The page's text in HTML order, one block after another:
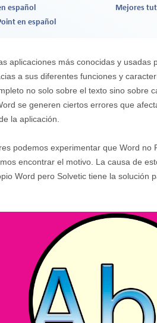
español
Mejores
en español
aplicaciones más conocidas y
a sus diferentes funciones y
no solo sobre el texto sino sobre
se generen ciertos errores que
la aplicación.
podemos experimentar que Word no
encontrar el motivo. La causa de
Word pero Solvetic tiene la solución